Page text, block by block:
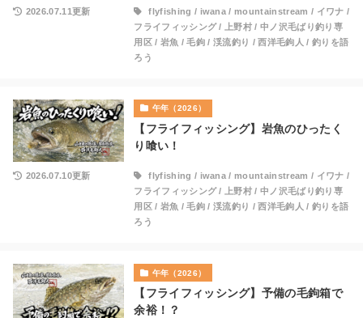
2026.07.11更新 flyfishing / iwana /mountainstream / イワナ /
フライフィッシング/ 上野村 /中ノ沢毛ばり釣り専
用区/ 岩魚 /毛鉤 /渓流釣り /西洋毛鉤人 / 釣りを語
ろう
午年（2026）
【フライフィッシング】岩魚のひったく
り喰い！
2026.07.10更新 flyfishing / iwana /mountainstream / イワナ /
フライフィッシング/ 上野村 /中ノ沢毛ばり釣り専
用区/ 岩魚 /毛鉤 /渓流釣り /西洋毛鉤人 / 釣りを語
ろう
午年（2026）
【フライフィッシング】予備の毛鉤箱で
余裕！？